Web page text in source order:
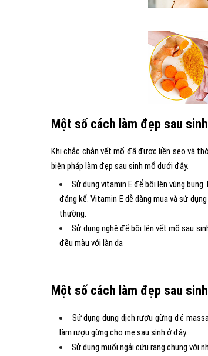
Một số cách làm đẹp sau
Khi chắc chắn vết mổ đã được liền sẹo và
biện pháp làm đẹp sau sinh mổ dưới đây.
Sử dụng vitamin E để bôi lên vùng
đáng kể. Vitamin E dễ dàng mua và sử
thường.
Sử dụng nghệ để bôi lên vết mổ sau
đều màu với làn da
Một số cách làm đẹp sau
Sử dụng dung dịch rượu gừng đẻ
làm rượu gừng cho mẹ sau sinh ở đây.
Sử dụng muối ngải cứu rang chung với